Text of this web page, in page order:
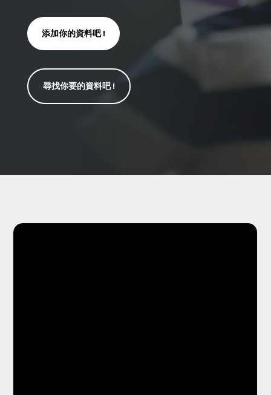
添加你的資料吧 !
尋找你要的資料吧 !